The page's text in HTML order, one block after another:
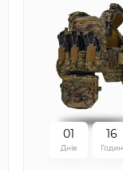
01
Днів
16
Годин